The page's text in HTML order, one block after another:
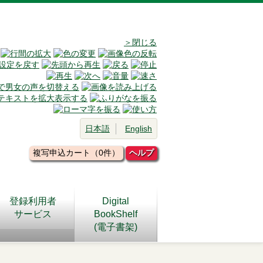
＞閉じる
日本語 English
複写申込カート（0件） ヘルプ
登録利用者
サービス
Digital
BookShelf
(電子書架)